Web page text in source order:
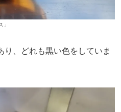
、どれも黒い色をしていま